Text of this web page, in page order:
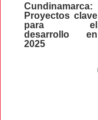
Cundinamarca:
Proyectos clave
para el
desarrollo en
2025